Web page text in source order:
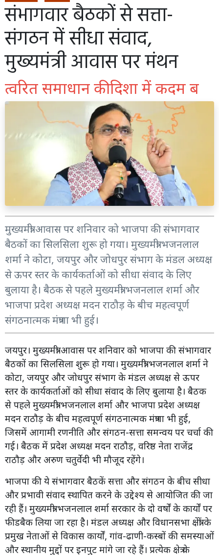
संभागवार बैठकों से सत्ता-
संगठन में सीधा संवाद,
मुख्यमंत्री आवास पर मंथन
त्वरित समाधान की दिशा में कदम ब
मुख्यमंत्री आवास पर शनिवार को भाजपा की संभागवार
बैठकों का सिलसिला शुरू हो गया। मुख्यमंत्री भजनलाल
शर्मा ने कोटा, जयपुर और जोधपुर संभाग के मंडल अध्यक्ष
से ऊपर स्तर के कार्यकर्ताओं को सीधा संवाद के लिए
बुलाया है। बैठक से पहले मुख्यमंत्री भजनलाल शर्मा और
भाजपा प्रदेश अध्यक्ष मदन राठौड़ के बीच महत्वपूर्ण
संगठनात्मक मंत्रणा भी हुई।
जयपुर। मुख्यमंत्री आवास पर शनिवार को भाजपा की संभागवार
बैठकों का सिलसिला शुरू हो गया। मुख्यमंत्री भजनलाल शर्मा ने
कोटा, जयपुर और जोधपुर संभाग के मंडल अध्यक्ष से ऊपर
स्तर के कार्यकर्ताओं को सीधा संवाद के लिए बुलाया है। बैठक
से पहले मुख्यमंत्री भजनलाल शर्मा और भाजपा प्रदेश अध्यक्ष
मदन राठौड़ के बीच महत्वपूर्ण संगठनात्मक मंत्रणा भी हुई,
जिसमें आगामी रणनीति और संगठन-सत्ता समन्वय पर चर्चा की
गई। बैठक में प्रदेश अध्यक्ष मदन राठौड़, वरिष्ठ नेता राजेंद्र
राठौड़ और अरुण चतुर्वेदी भी मौजूद रहेंगे।
भाजपा की ये संभागवार बैठकें सत्ता और संगठन के बीच सीधा
और प्रभावी संवाद स्थापित करने के उद्देश्य से आयोजित की जा
रही हैं। मुख्यमंत्री भजनलाल शर्मा सरकार के दो वर्षों के कार्यों पर
फीडबैक लिया जा रहा है। मंडल अध्यक्ष और विधानसभा क्षेत्रों के
प्रमुख नेताओं से विकास कार्यों, गांव-ढाणी-कस्बों की समस्याओं
और स्थानीय मुद्दों पर इनपुट मांगे जा रहे हैं। प्रत्येक क्षेत्र के